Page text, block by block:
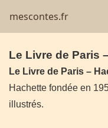
mescontes.fr
Le Livre de Paris
Le Livre de Paris –
Hachette fondée en
illustrés.